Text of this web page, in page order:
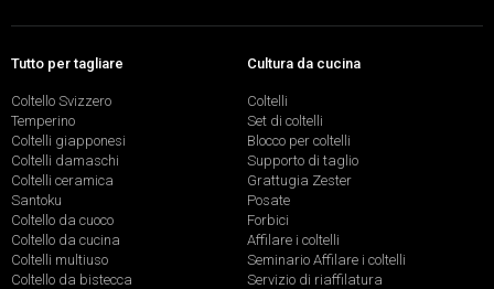
Tutto per tagliare
Coltello Svizzero
Temperino
Coltelli giapponesi
Coltelli damaschi
Coltelli ceramica
Santoku
Coltello da cuoco
Coltello da cucina
Coltelli multiuso
Coltello da bistecca
Cultura da cucina
Coltelli
Set di coltelli
Blocco per coltelli
Supporto di taglio
Grattugia Zester
Posate
Forbici
Affilare i coltelli
Seminario Affilare i coltelli
Servizio di riaffilatura